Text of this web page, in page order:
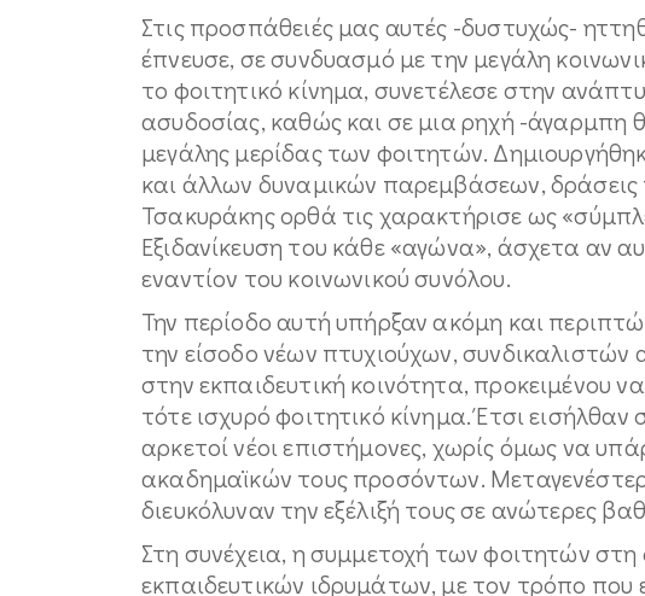
Στις προσπάθειές μας αυτές -δυστυχώς-
έπνευσε, σε συνδυασμό με την μεγάλη
το φοιτητικό κίνημα, συνετέλεσε στην
ασυδοσίας, καθώς και σε μια ρηχή -άγαρμπη
μεγάλης μερίδας των φοιτητών.
και άλλων δυναμικών παρεμβάσεων, δράσεις
Τσακυράκης ορθά τις χαρακτήρισε ως
Εξιδανίκευση του κάθε «αγώνα», άσχετα αν
εναντίον του κοινωνικού συνόλου.
Την περίοδο αυτή υπήρξαν ακόμη και
την είσοδο νέων πτυχιούχων,
στην εκπαιδευτική κοινότητα, προκειμένου
τότε ισχυρό φοιτητικό κίνημα. Έτσι
αρκετοί νέοι επιστήμονες, χωρίς όμως να
ακαδημαϊκών τους προσόντων.
διευκόλυναν την εξέλιξή τους σε ανώτερες
Στη συνέχεια, η συμμετοχή των φοιτητών
εκπαιδευτικών ιδρυμάτων, με τον τρόπο που